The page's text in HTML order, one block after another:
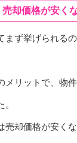
却価格が安く
まず挙げられる
メリットで、物
売却価格が安く